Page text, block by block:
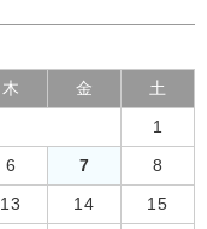
木 金 土
1
6 7 8
13 14 15